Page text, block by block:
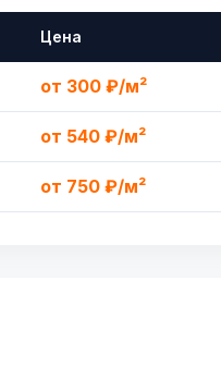
Цена
от 300 ₽/м²
от 540 ₽/м²
от 750 ₽/м²